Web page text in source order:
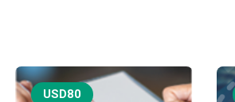
USD80